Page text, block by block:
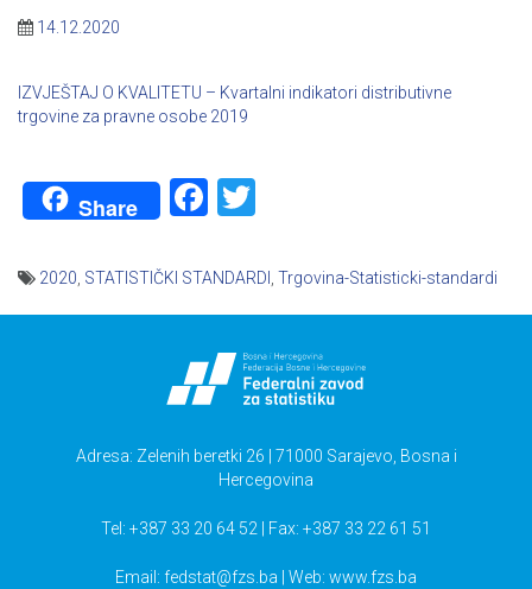
14.12.2020
IZVJEŠTAJ O KVALITETU – Kvartalni indikatori distributivne
trgovine za pravne osobe 2019
Share Facebook
2020 STATISTIČKI STANDARDI Trgovina-Statisticki-standardi
Adresa: Zelenih beretki 26 | 71000 Sarajevo, Bosna i
Hercegovina
Tel: +387 33 20 64 52 | Fax: +387 33 22 61 51
Email: fedstat@fzs.ba | Web: www.fzs.ba